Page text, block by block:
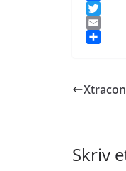
F
a
c
o
T
w
e
E
lr
Skriv